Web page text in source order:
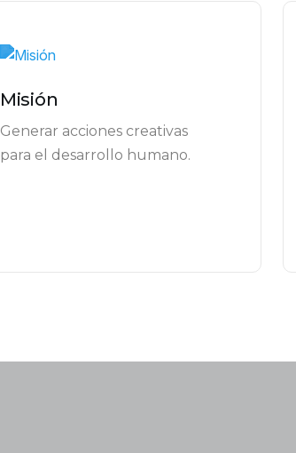
Misión
Generar acciones creativas
para el desarrollo humano.